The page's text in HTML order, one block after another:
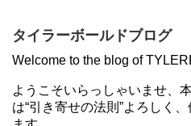
タイラーボールドブログ
Welcome to the blog of
ようこそいらっしゃいませ、
は“引き寄せの法則”よろしく